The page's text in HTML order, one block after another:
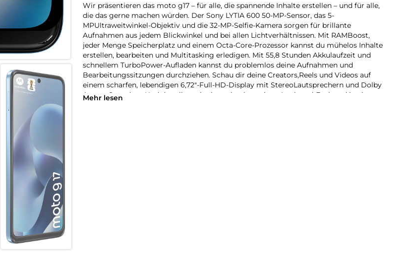
Wir präsentieren das moto g17 – für alle, die spannende Inhalte erstellen – und für alle,
die das gerne machen würden. Der Sony LYTIA 600 50-MP-Sensor, das 5-
MPUltraweitwinkel-Objektiv und die 32-MP-Selfie-Kamera sorgen für brillante
Aufnahmen aus jedem Blickwinkel und bei allen Lichtverhältnissen. Mit RAMBoost,
jeder Menge Speicherplatz und einem Octa-Core-Prozessor kannst du mühelos Inhalte
erstellen, bearbeiten und Multitasking erledigen. Mit 55,8 Stunden Akkulaufzeit und
schnellem TurboPower-Aufladen kannst du problemlos deine Aufnahmen und
Bearbeitungssitzungen durchziehen. Schau dir deine Creators,Reels und Videos auf
einem scharfen, lebendigen 6,72″-Full-HD-Display mit StereoLautsprechern und Dolby
Atmos-Sound an. Und das alles mit einem hochwertigen Look-and-Feel, und in einer
Mehr lesen